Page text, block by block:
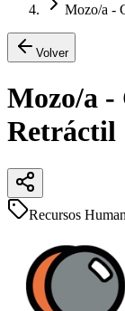
Mozo/a -
Volver
Mozo/a
Retráctil
Recursos